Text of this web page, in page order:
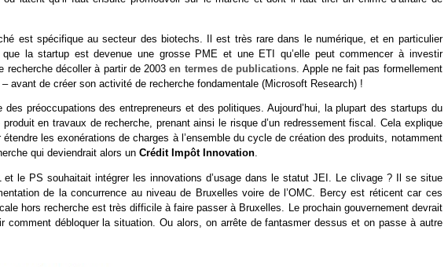
est spécifique au secteur des biotechs. Il est très rare dans le numérique, et en particulier
la startup est devenue une grosse PME et une ETI qu’elle peut commencer à investir
recherche décoller à partir de 2003en termes de publications . Apple ne fait pas formellement
avant de créer son activité de recherche fondamentale (Microsoft Research) !
préoccupations des entrepreneurs et des politiques. Aujourd’hui, la plupart des startups du
en travaux de recherche, prenant ainsi le risque d’un redressement fiscal. Cela explique
les exonérations de charges à l’ensemble du cycle de création des produits, notamment
qui deviendrait alors un Crédit Impôt Innovation.
et le PS souhaitait intégrer les innovations d’usage dans le statut JEI. Le clivage ? Il se situe
de la concurrence au niveau de Bruxelles voire de l’OMC. Bercy est réticent car ces
hors recherche est très difficile à faire passer à Bruxelles. Le prochain gouvernement devrait
comment débloquer la situation. Ou alors, on arrête de fantasmer dessus et on passe à autre